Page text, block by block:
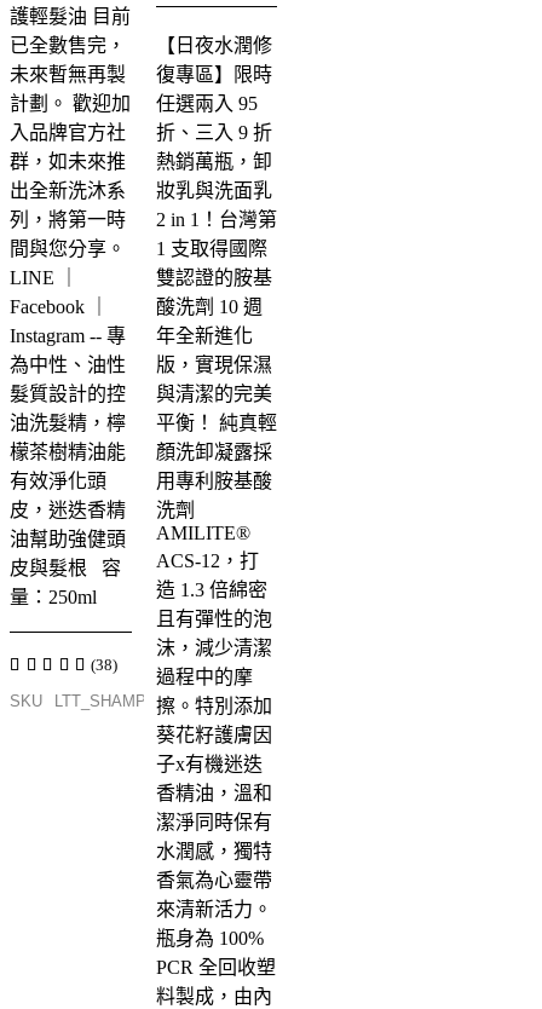
護輕髮油 目前
已全數售完，
未來暫無再製
計劃。 歡迎加
入品牌官方社
群，如未來推
出全新洗沐系
列，將第一時
間與您分享。
LINE ｜
Facebook ｜
Instagram -- 專
為中性、油性
髮質設計的控
油洗髮精，檸
檬茶樹精油能
有效淨化頭
皮，迷迭香精
油幫助強健頭
皮與髮根 容
量：250ml
(38)
SKU
LTT_SHAMPOO_250_ORG
【日夜水潤修
復專區】限時
任選兩入 95
折、三入 9 折
熱銷萬瓶，卸
妝乳與洗面乳
2 in 1！台灣第
1 支取得國際
雙認證的胺基
酸洗劑 10 週
年全新進化
版，實現保濕
與清潔的完美
平衡！
純真輕
顏洗卸凝露採
用專利胺基酸
洗劑
AMILITE®
ACS-12，打
造 1.3 倍綿密
且有彈性的泡
沫，減少清潔
過程中的摩
擦。 ​ 特別添加
葵花籽護膚因
子x有機迷迭
香精油，溫和
潔淨同時保有
水潤感，獨特
香氣為心靈帶
來清新活力。
瓶身為 100%
PCR 全回收塑
料製成，由內